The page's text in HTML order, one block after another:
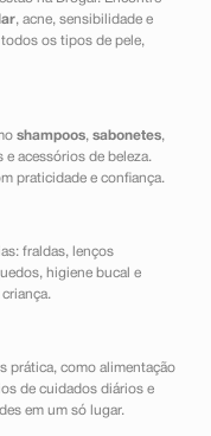
, acne, sensibilidade e
os tipos de pele,
shampoos, sabonetes,
e acessórios de beleza.
praticidade e confiança.
fraldas, lenços
higiene bucal e
prática, como alimentação
de cuidados diários e
em um só lugar.